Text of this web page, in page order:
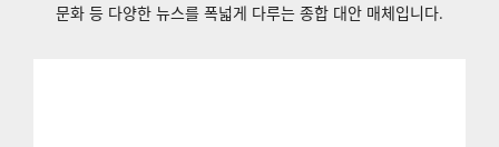
문화 등 다양한 뉴스를 폭넓게 다루는 종합 대안 매체입니다.